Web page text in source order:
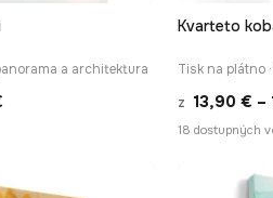
a architektura
až
Kvarteto
Tisk na plátno
z 13,90 € –
18 dostupných